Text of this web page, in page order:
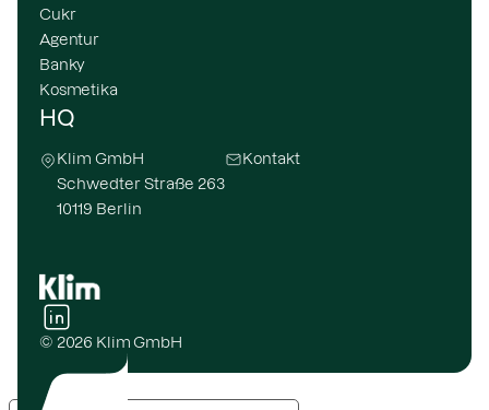
Cukr
Agentur
Banky
Kosmetika
HQ
Klim GmbH
Schwedter Straße 263
10119 Berlin
Kontakt
© 2026 Klim GmbH